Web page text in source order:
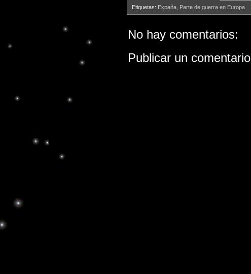
Etiquetas: Expaña Parte de guerra en Europa
No hay comentarios:
Publicar un comentario